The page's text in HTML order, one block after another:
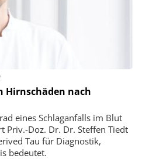
Hirnschäden nach
eines Schlaganfalls im Blut
Priv.-Doz. Dr. Dr. Steffen Tiedt
Tau für Diagnostik,
bedeutet.